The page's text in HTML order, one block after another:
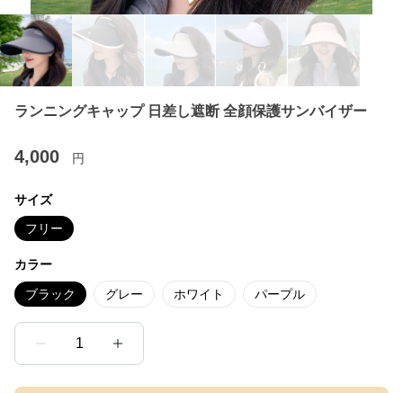
ランニングキャップ 日差し遮断 全顔保護サンバイザー
4,000 円
サイズ
フリー
カラー
ブラック グレー ホワイト パープル
1